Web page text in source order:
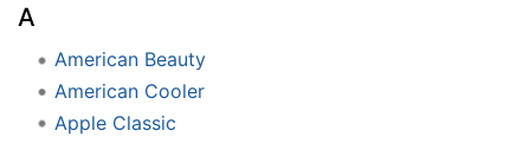
A
American Beauty
American Cooler
Apple Classic